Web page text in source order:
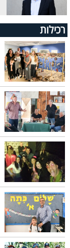
רכילות